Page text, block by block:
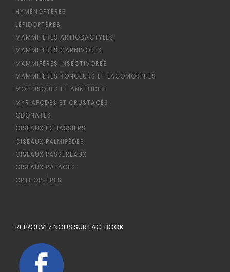
HYMÉNOPTÈRES
LÉPIDOPTÈRES
MAMMIFÈRES ARTIODACTYLES
MAMMIFÈRES CARNIVORES
MAMMIFÈRES INSECTIVORES
MAMMIFÈRES RONGEURS ET LAGOMORPHES
MOLLUSQUES ET ANNÉLIDES
MYRIAPODES ET CRUSTACÉS
ODONATES
OISEAUX ÉCHASSIERS
OISEAUX PALMIPÈDES
OISEAUX PASSEREAUX
OISEAUX RAPACES
ORTHOPTÈRES
RETROUVEZ NOUS SUR FACEBOOK